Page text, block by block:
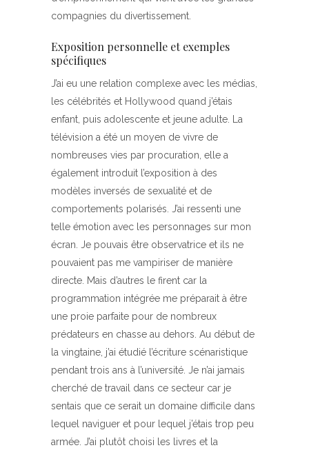
compagnies du divertissement.
Exposition personnelle et exemples
spécifiques
J’ai eu une relation complexe avec les médias,
les célébrités et Hollywood quand j’étais
enfant, puis adolescente et jeune adulte. La
télévision a été un moyen de vivre de
nombreuses vies par procuration, elle a
également introduit l’exposition à des
modèles inversés de sexualité et de
comportements polarisés. J’ai ressenti une
telle émotion avec les personnages sur mon
écran. Je pouvais être observatrice et ils ne
pouvaient pas me vampiriser de manière
directe. Mais d’autres le firent car la
programmation intégrée me préparait à être
une proie parfaite pour de nombreux
prédateurs en chasse au dehors. Au début de
la vingtaine, j’ai étudié l’écriture scénaristique
pendant trois ans à l’université. Je n’ai jamais
cherché de travail dans ce secteur car je
sentais que ce serait un domaine difficile dans
lequel naviguer et pour lequel j’étais trop peu
armée. J’ai plutôt choisi les livres et la